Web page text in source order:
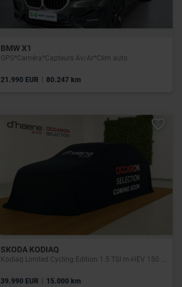
BMW X1
GPS*Caméra*Capteurs Av/Ar*Clim auto
21.990 EUR | 80.247 km
SKODA KODIAQ
39.990 EUR | 15.000 km